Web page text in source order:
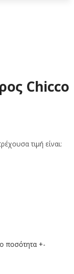
Chicco
τιμή είναι:
ποσότητα +-